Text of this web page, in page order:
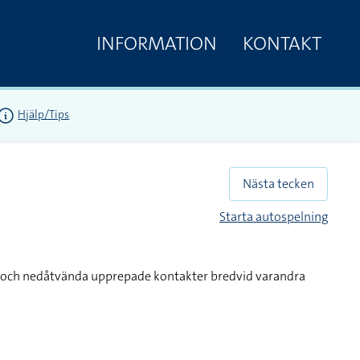
INFORMATION KONTAKT
Hjälp/Tips
Nästa tecken
Starta autospelning
nedåtvända upprepade kontakter bredvid varandra